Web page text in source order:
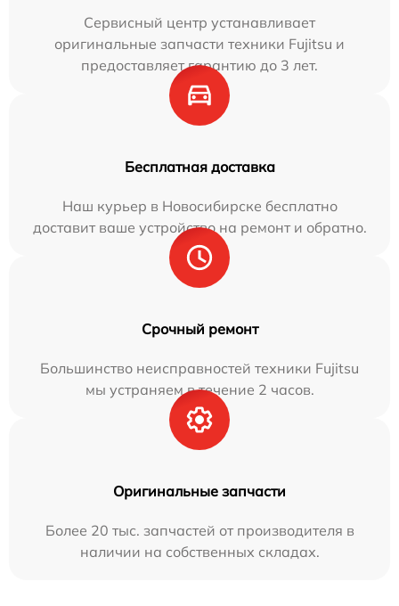
Сервисный центр устанавливает
оригинальные запчасти техники Fujitsu и
предоставляет гарантию до 3 лет.
Бесплатная доставка
Наш курьер в Новосибирске бесплатно
доставит ваше устройство на ремонт и обратно.
Срочный ремонт
Большинство неисправностей техники Fujitsu
мы устраняем в течение 2 часов.
Оригинальные запчасти
Более 20 тыс. запчастей от производителя в
наличии на собственных складах.